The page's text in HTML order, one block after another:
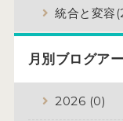
統合と変容
月別ブログア
2026 (0)